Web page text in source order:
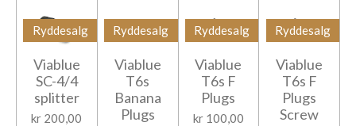
Ryddesalg
Viablue
SC-4/4
splitter
kr 200,00
Ryddesalg
Viablue
T6s
Banana
Plugs
Ryddesalg
Viablue
T6s F
Plugs
kr 100,00
Ryddesalg
Viablue
T6s F
Plugs
Screw